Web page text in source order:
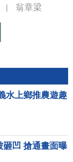
翁章梁
水上鄉推農遊趣
砸凹 搶通畫面曝